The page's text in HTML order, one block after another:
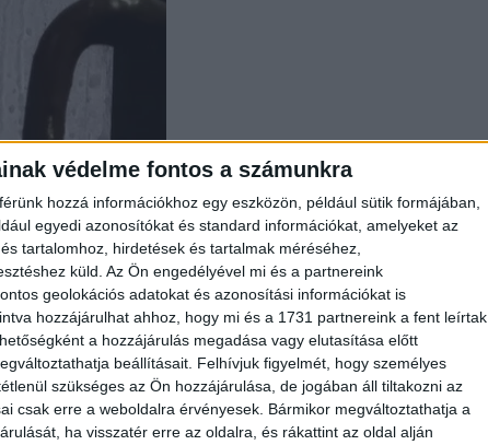
védelme fontos a számunkra
hozzá információkhoz egy eszközön, például sütik formájában,
egyedi azonosítókat és standard információkat, amelyeket az
tartalomhoz, hirdetések és tartalmak méréséhez,
küld. Az Ön engedélyével mi és a partnereink
geolokációs adatokat és azonosítási információkat is
hozzájárulhat ahhoz, hogy mi és a 1731 partnereink a fent leírtak
a hozzájárulás megadása vagy elutasítása előtt
beállításait. Felhívjuk figyelmét, hogy személyes
szükséges az Ön hozzájárulása, de jogában áll tiltakozni az
csak erre a weboldalra érvényesek. Bármikor megváltoztathatja a
ha visszatér erre az oldalra, és rákattint az oldal alján